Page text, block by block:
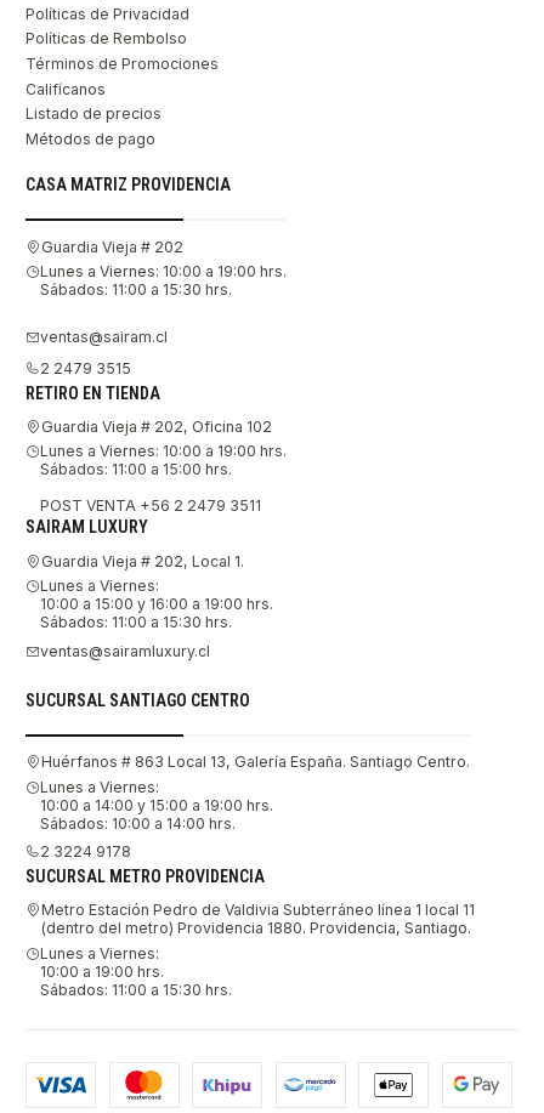
Políticas de Privacidad
Políticas de Rembolso
Términos de Promociones
Califícanos
Listado de precios
Métodos de pago
CASA MATRIZ PROVIDENCIA
Guardia Vieja # 202
Lunes a Viernes: 10:00 a 19:00 hrs.
Sábados: 11:00 a 15:30 hrs.
ventas@sairam.cl
2 2479 3515
RETIRO EN TIENDA
Guardia Vieja # 202, Oficina 102
Lunes a Viernes: 10:00 a 19:00 hrs.
Sábados: 11:00 a 15:00 hrs.
POST VENTA +56 2 2479 3511
SAIRAM LUXURY
Guardia Vieja # 202, Local 1.
Lunes a Viernes:
10:00 a 15:00 y 16:00 a 19:00 hrs.
Sábados: 11:00 a 15:30 hrs.
ventas@sairamluxury.cl
SUCURSAL SANTIAGO CENTRO
Huérfanos # 863 Local 13, Galería España. Santiago Centro.
Lunes a Viernes:
10:00 a 14:00 y 15:00 a 19:00 hrs.
Sábados: 10:00 a 14:00 hrs.
2 3224 9178
SUCURSAL METRO PROVIDENCIA
Metro Estación Pedro de Valdivia Subterráneo línea 1 local 11
(dentro del metro) Providencia 1880. Providencia, Santiago.
Lunes a Viernes:
10:00 a 19:00 hrs.
Sábados: 11:00 a 15:30 hrs.